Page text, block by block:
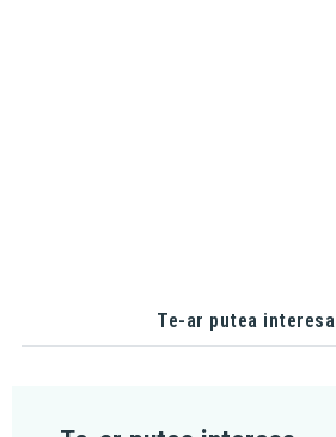
Te-ar putea interesa